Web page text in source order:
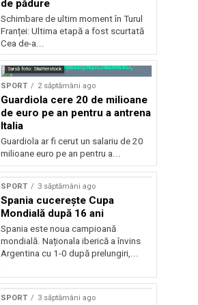
de pădure
Schimbare de ultim moment în Turul
Franței: Ultima etapă a fost scurtată
Cea de-a...
Sursă foto: Shutterstock
SPORT 2 săptămâni ago
Guardiola cere 20 de milioane
de euro pe an pentru a antrena
Italia
Guardiola ar fi cerut un salariu de 20
milioane euro pe an pentru a...
SPORT 3 săptămâni ago
Spania cucerește Cupa
Mondială după 16 ani
Spania este noua campioană
mondială. Naționala iberică a învins
Argentina cu 1-0 după prelungiri,...
SPORT 3 săptămâni ago